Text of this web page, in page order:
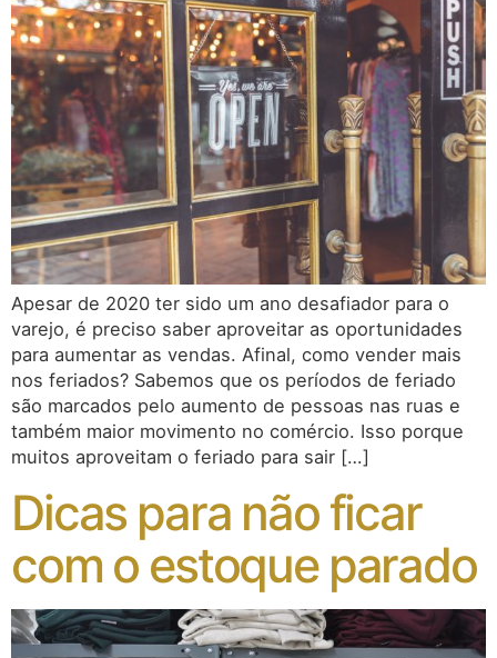
Apesar de 2020 ter sido um ano desafiador para o
varejo, é preciso saber aproveitar as oportunidades
para aumentar as vendas. Afinal, como vender mais
nos feriados? Sabemos que os períodos de feriado
são marcados pelo aumento de pessoas nas ruas e
também maior movimento no comércio. Isso porque
muitos aproveitam o feriado para sair […]
Dicas para não ficar
com o estoque parado